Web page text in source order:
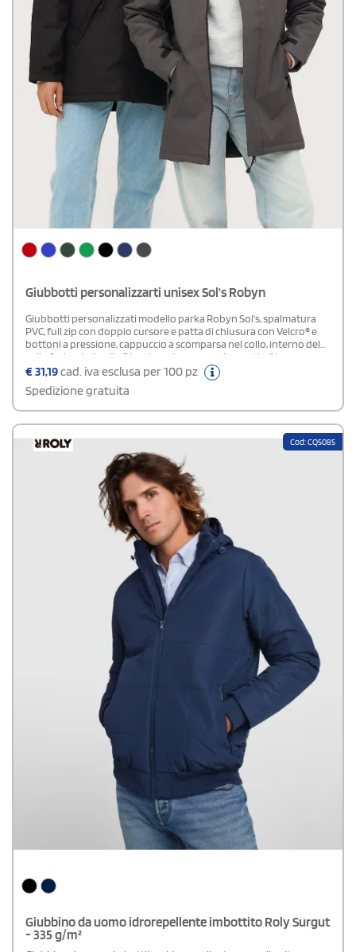
Giubbotti personalizzarti unisex Sol's Robyn
Giubbotti personalizzati modello parka Robyn Sol's, spalmatura
PVC, full zip con doppio cursore e patta di chiusura con Velcro® e
bottoni a pressione, cappuccio a scomparsa nel collo, interno del
collo foderato in pile, 2 tasche esterne con zip e patta, 1 tasca
interna e polsini regolabili mediante cord. Etichetta rimovibile.
€31,19cad. iva esclusa per 100 pz
Spedizione gratuita
Cod: CQ5085
Giubbino da uomo idrorepellente imbottito Roly Surgut
- 335 g/m²